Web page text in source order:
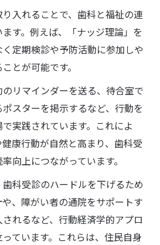
入れることで、歯科と福祉の連
す。例えば、「ナッジ理論」を
定期検診や予防活動に参加しや
とが可能です。
リマインダーを送る、待合室で
スターを掲示するなど、行動を
実践されています。これによ
康行動が自然と高まり、歯科受
向上につながっています。
科受診のハードルを下げるため
、障がい者の通院をサポートす
れるなど、行動経済学的アプロ
ています。これらは、住民自身